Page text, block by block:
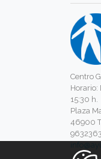
Centro
Horario:
15:30 h.
Plaza
46900